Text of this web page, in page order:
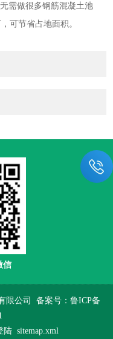
需做很多钢筋混凝土池
可节省占地面积。
信
限公司 备案号：鲁ICP备
陆 sitemap.xml